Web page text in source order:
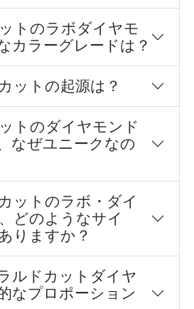
トのラボダイヤモ
カラーグレードは？
ットの起源は？
トのダイヤモンド
なぜユニークなの
ットのラボ・ダイ
どのようなサイ
りますか？
ルドカットダイヤ
なプロポーション